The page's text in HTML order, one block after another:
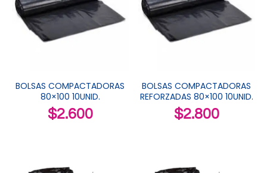
BOLSAS COMPACTADORAS
80×100 10UNID.
$2.600
BOLSAS COMPACTADORAS
REFORZADAS 80×100 10UNID.
$2.800